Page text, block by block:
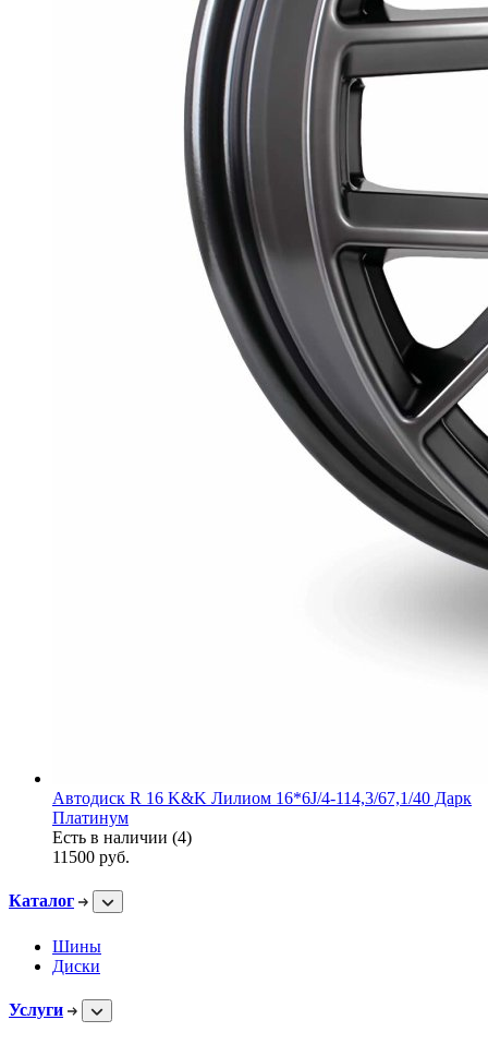
Автодиск R 16 K&K Лилиом 16*6J/4-114,3/67,1/40 Дарк
Платинум
Есть в наличии (4)
11500 руб.
Каталог
Шины
Диски
Услуги